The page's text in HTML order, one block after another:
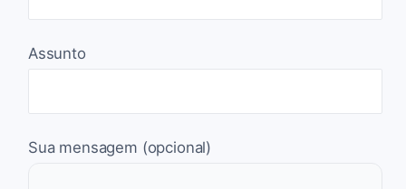
Assunto
Sua mensagem (opcional)